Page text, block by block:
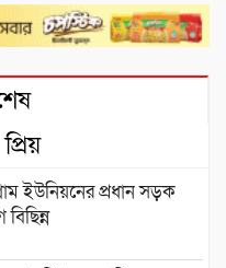
ইউনিয়নের প্রধান সড়ক